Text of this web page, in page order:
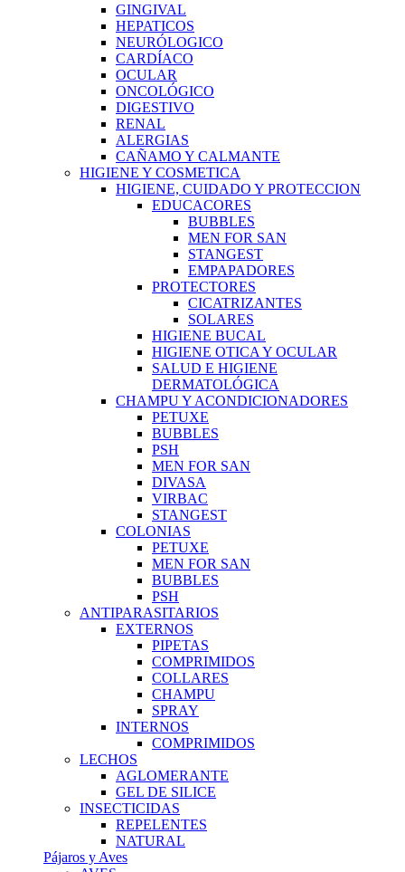
GINGIVAL
HEPATICOS
NEURÓLOGICO
CARDÍACO
OCULAR
ONCOLÓGICO
DIGESTIVO
RENAL
ALERGIAS
CAÑAMO Y CALMANTE
HIGIENE Y COSMETICA
HIGIENE, CUIDADO Y PROTECCION
EDUCACORES
BUBBLES
MEN FOR SAN
STANGEST
EMPAPADORES
PROTECTORES
CICATRIZANTES
SOLARES
HIGIENE BUCAL
HIGIENE OTICA Y OCULAR
SALUD E HIGIENE
DERMATOLÓGICA
CHAMPU Y ACONDICIONADORES
PETUXE
BUBBLES
PSH
MEN FOR SAN
DIVASA
VIRBAC
STANGEST
COLONIAS
PETUXE
MEN FOR SAN
BUBBLES
PSH
ANTIPARASITARIOS
EXTERNOS
PIPETAS
COMPRIMIDOS
COLLARES
CHAMPU
SPRAY
INTERNOS
COMPRIMIDOS
LECHOS
AGLOMERANTE
GEL DE SILICE
INSECTICIDAS
REPELENTES
NATURAL
Pájaros y Aves